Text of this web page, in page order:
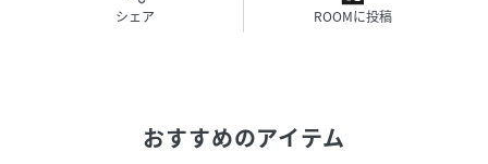
シェア ROOMに投稿
おすすめのアイテム